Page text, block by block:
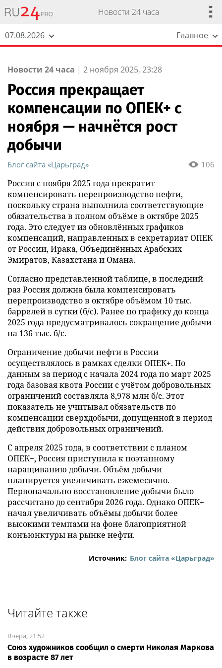
Новости 24 часа
07.08.2026 Главное
Новости 24 часа | 2 ноября 2025, 23:28
Россия прекращает
компенсации по ОПЕК+ с
ноября — начнётся рост
добычи
106
Блог сайта «Царьград»
Россия с ноября 2025 года прекратит
компенсировать перепроизводство нефти,
поскольку страна выполнила соответствующие
обязательства в полном объёме в октябре 2025
года. Это следует из обновлённых графиков
компенсаций, направленных в секретариат ОПЕК
от России, Ирака, Объединённых Арабских
Эмиратов, Казахстана и Омана.
Согласно представленной таблице, в последний
раз Россия должна была компенсировать
перепроизводство в октябре объёмом 10 тыс.
баррелей в сутки (б/с). Ранее по графику до конца
2025 года предусматривалось сокращение добычи
на 136 тыс. б/с.
Ограничение добычи нефти в России
осуществлялось в рамках сделки ОПЕК+. По
данным за период с начала 2024 года по март 2025
года базовая квота России с учётом добровольных
ограничений составляла 8,978 млн б/с. Этот
показатель не учитывал обязательств по
компенсации сверхдобычи, допущенной в период
действия добровольных ограничений.
С апреля 2025 года, в соответствии с планом
ОПЕК+, Россия приступила к поэтапному
наращиванию добычи. Объём добычи
планируется увеличивать ежемесячно.
Первоначально восстановление добычи было
рассчитано до сентября 2026 года. Однако ОПЕК+
начал увеличивать объёмы добычи более
высокими темпами на фоне благоприятной
конъюнктуры на рынке нефти.
Источник: Блог сайта «Царьград»
Читайте также
Вчера, 21:52
Союз художников сообщил о смерти Николая Маркова
в возрасте 87 лет